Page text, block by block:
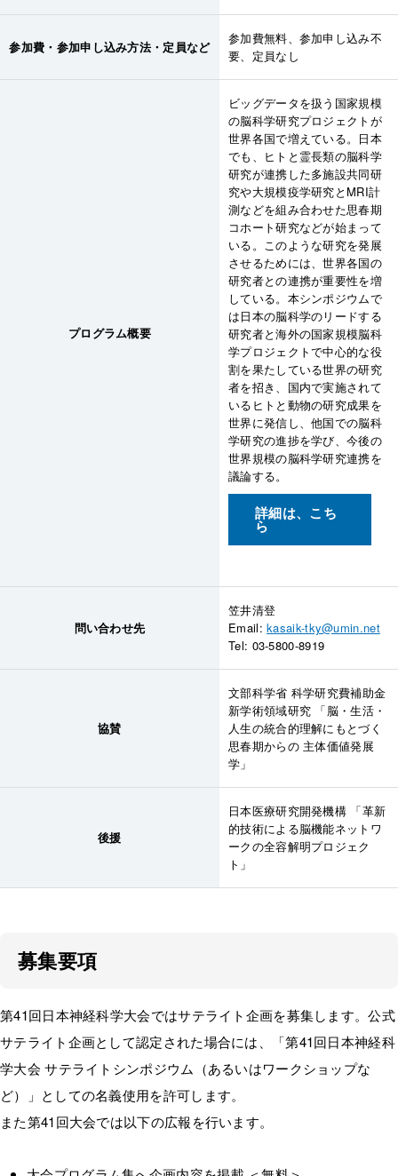
参加費・参加申し込み方法・定員など
参加費無料、参加申し込み不
要、定員なし
プログラム概要
ビッグデータを扱う国家規模
の脳科学研究プロジェクトが
世界各国で増えている。日本
でも、ヒトと霊長類の脳科学
研究が連携した多施設共同研
究や大規模疫学研究とMRI計
測などを組み合わせた思春期
コホート研究などが始まって
いる。このような研究を発展
させるためには、世界各国の
研究者との連携が重要性を増
している。本シンポジウムで
は日本の脳科学のリードする
研究者と海外の国家規模脳科
学プロジェクトで中心的な役
割を果たしている世界の研究
者を招き、国内で実施されて
いるヒトと動物の研究成果を
世界に発信し、他国での脳科
学研究の進捗を学び、今後の
世界規模の脳科学研究連携を
議論する。
詳細は、こち
ら
問い合わせ先
笠井清登
Email:kasaik-tky@umin.net
Tel: 03-5800-8919
協賛
文部科学省 科学研究費補助金
新学術領域研究 「脳・生活・
人生の統合的理解にもとづく
思春期からの 主体価値発展
学」
後援
日本医療研究開発機構 「革新
的技術による脳機能ネットワ
ークの全容解明プロジェク
ト」
募集要項
第41回日本神経科学大会ではサテライト企画を募集します。公式
サテライト企画として認定された場合には、「第41回日本神経科
学大会 サテライトシンポジウム（あるいはワークショップな
ど）」としての名義使用を許可します。
また第41回大会では以下の広報を行います。